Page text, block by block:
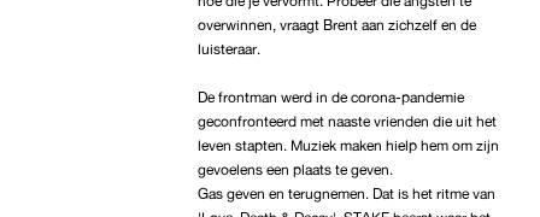
overwinnen, vraagt Brent aan zichzelf en de
luisteraar.
De frontman werd in de corona-pandemie
geconfronteerd met naaste vrienden die uit het
leven stapten. Muziek maken hielp hem om zijn
gevoelens een plaats te geven.
Gas geven en terugnemen. Dat is het ritme van